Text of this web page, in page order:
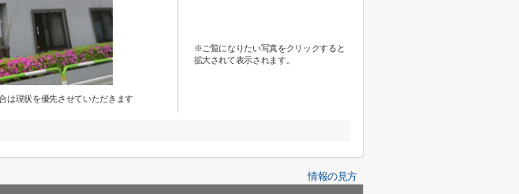
は現状を優先させていただきます
※ご覧になりたい写真をクリックすると
拡大されて表示されます。
情報の見方